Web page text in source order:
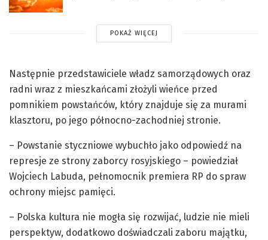
POKAŻ WIĘCEJ
Następnie przedstawiciele władz samorządowych oraz
radni wraz z mieszkańcami złożyli wieńce przed
pomnikiem powstańców, który znajduje się za murami
klasztoru, po jego północno-zachodniej stronie.
– Powstanie styczniowe wybuchło jako odpowiedź na
represje ze strony zaborcy rosyjskiego – powiedział
Wojciech Labuda, pełnomocnik premiera RP do spraw
ochrony miejsc pamięci.
– Polska kultura nie mogła się rozwijać, ludzie nie mieli
perspektyw, dodatkowo doświadczali zaboru majątku,